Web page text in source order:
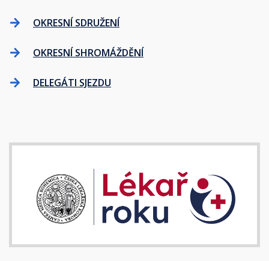
OKRESNÍ SDRUŽENÍ
OKRESNÍ SHROMÁŽDĚNÍ
DELEGÁTI SJEZDU